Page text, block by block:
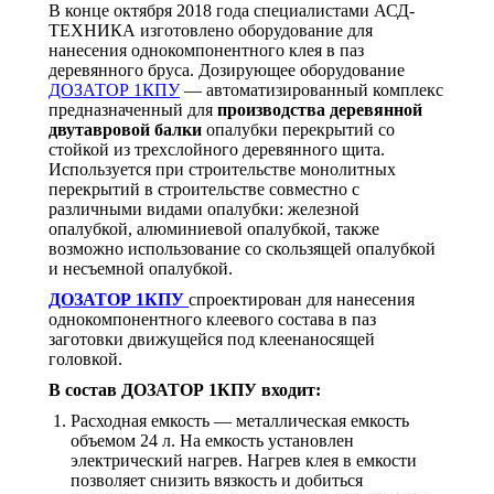
В конце октября 2018 года специалистами АСД-
ТЕХНИКА изготовлено оборудование для
нанесения однокомпонентного клея в паз
деревянного бруса. Дозирующее оборудование
ДОЗАТОР 1КПУ— автоматизированный комплекс
предназначенный для производства деревянной
двутавровой балки опалубки перекрытий со
стойкой из трехслойного деревянного щита.
Используется при строительстве монолитных
перекрытий в строительстве совместно с
различными видами опалубки: железной
опалубкой, алюминиевой опалубкой, также
возможно использование со скользящей опалубкой
и несъемной опалубкой.
ДОЗАТОР 1КПУ спроектирован для нанесения
однокомпонентного клеевого состава в паз
заготовки движущейся под клеенаносящей
головкой.
В состав ДОЗАТОР 1КПУ входит:
Расходная емкость — металлическая емкость
объемом 24 л. На емкость установлен
электрический нагрев. Нагрев клея в емкости
позволяет снизить вязкость и добиться